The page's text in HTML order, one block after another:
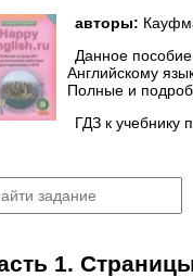
авторы:
Данное
Английскому
Полные и
ГДЗ к учебнику
1.